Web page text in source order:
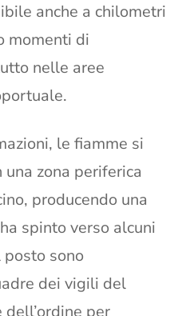
anche a chilometri
momenti di
nelle aree
le fiamme si
zona periferica
producendo una
spinto verso alcuni
sono
dei vigili del